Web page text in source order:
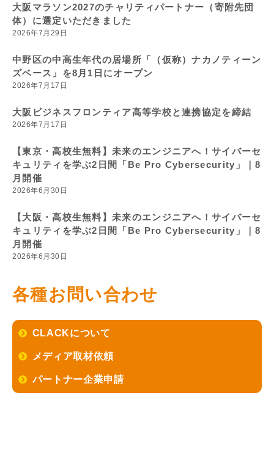
大阪マラソン2027のチャリティパートナー（寄附先団
体）に選定いただきました
2026年7月29日
中野区の中高生年代の居場所「（仮称）ナカノティーン
ズベース」を8月1日にオープン
2026年7月17日
大阪ビジネスフロンティア高等学校と連携協定を締結
2026年7月17日
【東京・高校生無料】未来のエンジニアへ！サイバーセ
キュリティを学ぶ2日間「Be Pro Cybersecurity」｜8
月開催
2026年6月30日
【大阪・高校生無料】未来のエンジニアへ！サイバーセ
キュリティを学ぶ2日間「Be Pro Cybersecurity」｜8
月開催
2026年6月30日
各種お問い合わせ
CLACKについて
メディア取材依頼
パートナー企業申請